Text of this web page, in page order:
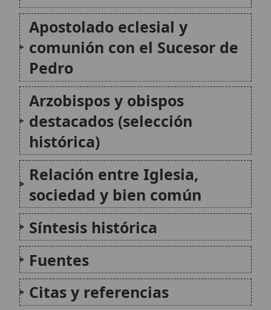
Relación entre Iglesia,
sociedad y bien común
Síntesis histórica
Fuentes
Citas y referencias
Modificado el 7 de junio de 2026 •FideScore™ 7.75•Citar este
artículo
Imprimir artículo•Generar QR•Instalar aplicación
Bilocación de San José de Cupertino
La bilocación, entendida como la presencia
simultánea en lugares distintos, aparece en
algunas discusiones teológicas sobre los
José de Cupertino, la tradición espiritual y las
biografías clásicas se centran sobre todo...
Levitación de San José de Cupertino